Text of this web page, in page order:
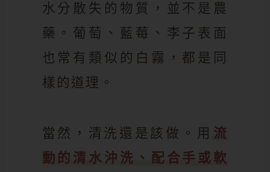
水分散失的物質，並不是農
藥。葡萄、藍莓、李子表面
也常有類似的白霧，都是同
樣的道理。
當然，清洗還是該做。用 流
動的清水沖洗、配合手或軟